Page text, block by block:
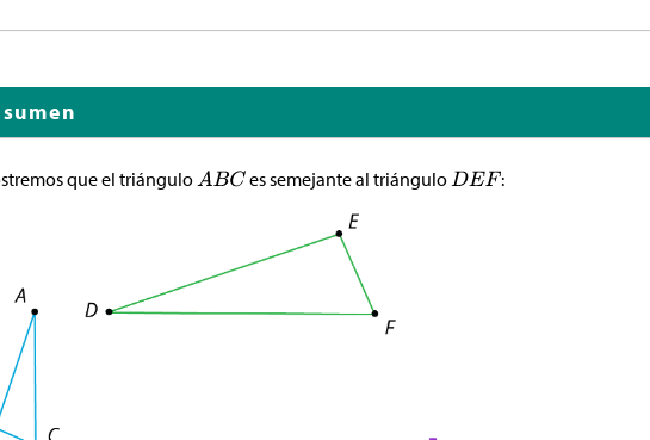
que el triángulo es semejante al triángulo :